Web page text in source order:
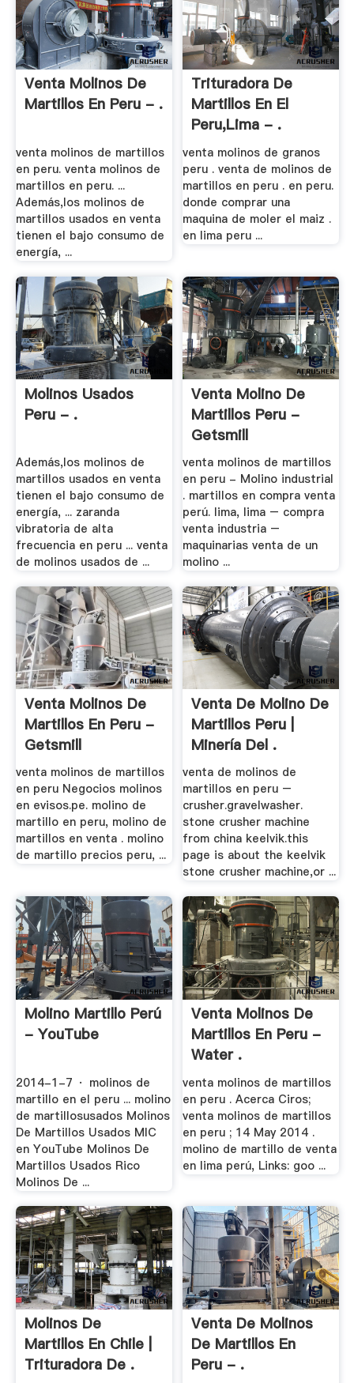
Venta Molinos De
Martillos En Peru - .
venta molinos de martillos
en peru. venta molinos de
martillos en peru. ...
Además,los molinos de
martillos usados en venta
tienen el bajo consumo de
energía, ...
Trituradora De
Martillos En El
Peru,lima - .
venta molinos de granos
peru . venta de molinos de
martillos en peru . en peru.
donde comprar una
maquina de moler el maiz .
en lima peru ...
Molinos Usados
Peru - .
Además,los molinos de
martillos usados en venta
tienen el bajo consumo de
energía, ... zaranda
vibratoria de alta
frecuencia en peru ... venta
de molinos usados de ...
Venta Molino De
Martillos Peru -
Getsmill
venta molinos de martillos
en peru - Molino industrial
. martillos en compra venta
perú. lima, lima – compra
venta industria –
maquinarias venta de un
molino ...
Venta Molinos De
Martillos En Peru -
Getsmill
venta molinos de martillos
en peru Negocios molinos
en evisos.pe. molino de
martillo en peru, molino de
martillos en venta . molino
de martillo precios peru, ...
Venta De Molino De
Martillos Peru |
Minería Del .
venta de molinos de
martillos en peru –
crusher.gravelwasher.
stone crusher machine
from china keelvik.this
page is about the keelvik
stone crusher machine,or ...
Molino Martillo Perú
- YouTube
2014-1-7 · molinos de
martillo en el peru ... molino
de martillosusados Molinos
De Martillos Usados MIC
en YouTube Molinos De
Martillos Usados Rico
Molinos De ...
Venta Molinos De
Martillos En Peru -
Water .
venta molinos de martillos
en peru . Acerca Ciros;
venta molinos de martillos
en peru ; 14 May 2014 .
molino de martillo de venta
en lima perú, Links: goo ...
Molinos De
Martillos En Chile |
Trituradora De .
Venta De Molinos
De Martillos En
Peru - .